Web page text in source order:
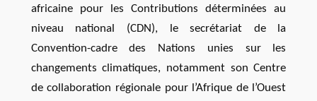
africaine pour les Contributions déterminées au
niveau national (CDN), le secrétariat de la
Convention-cadre des Nations unies sur les
changements climatiques, notamment son Centre
de collaboration régionale pour l’Afrique de l’Ouest